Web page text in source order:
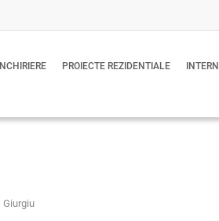
INCHIRIERE PROIECTE REZIDENTIALE
Giurgiu